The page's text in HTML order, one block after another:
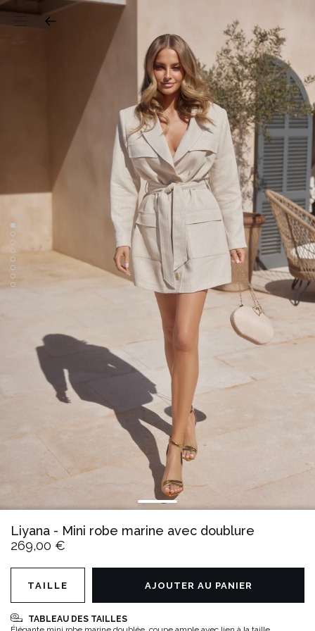
Liyana - Mini robe marine avec doublure
269,00 €
TABLEAU DES TAILLES
TAILLE AJOUTER AU PANIER